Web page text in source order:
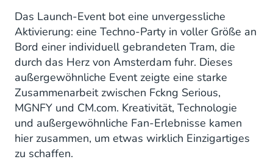
Das Launch-Event bot eine unvergessliche
Aktivierung: eine Techno-Party in voller Größe an
Bord einer individuell gebrandeten Tram, die
durch das Herz von Amsterdam fuhr. Dieses
außergewöhnliche Event zeigte eine starke
Zusammenarbeit zwischen Fckng Serious,
MGNFY und CM.com. Kreativität, Technologie
und außergewöhnliche Fan-Erlebnisse kamen
hier zusammen, um etwas wirklich Einzigartiges
zu schaffen.